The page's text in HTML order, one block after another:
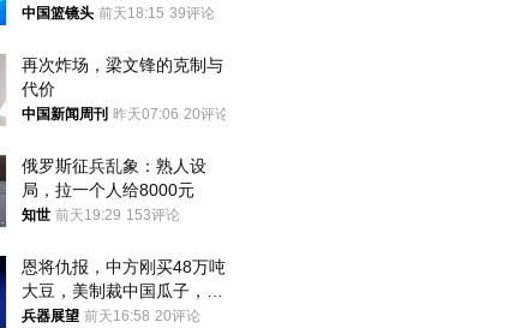
普森
中国篮镜头 前天18:15 39评论
再次炸场，梁文锋的克制与
代价
中国新闻周刊 昨天07:06 20评论
俄罗斯征兵乱象：熟人设
局，拉一个人给8000元
知世 前天19:29 153评论
恩将仇报，中方刚买48万吨
大豆，美制裁中国瓜子，布
林肯措辞变了
兵器展望 前天16:58 20评论